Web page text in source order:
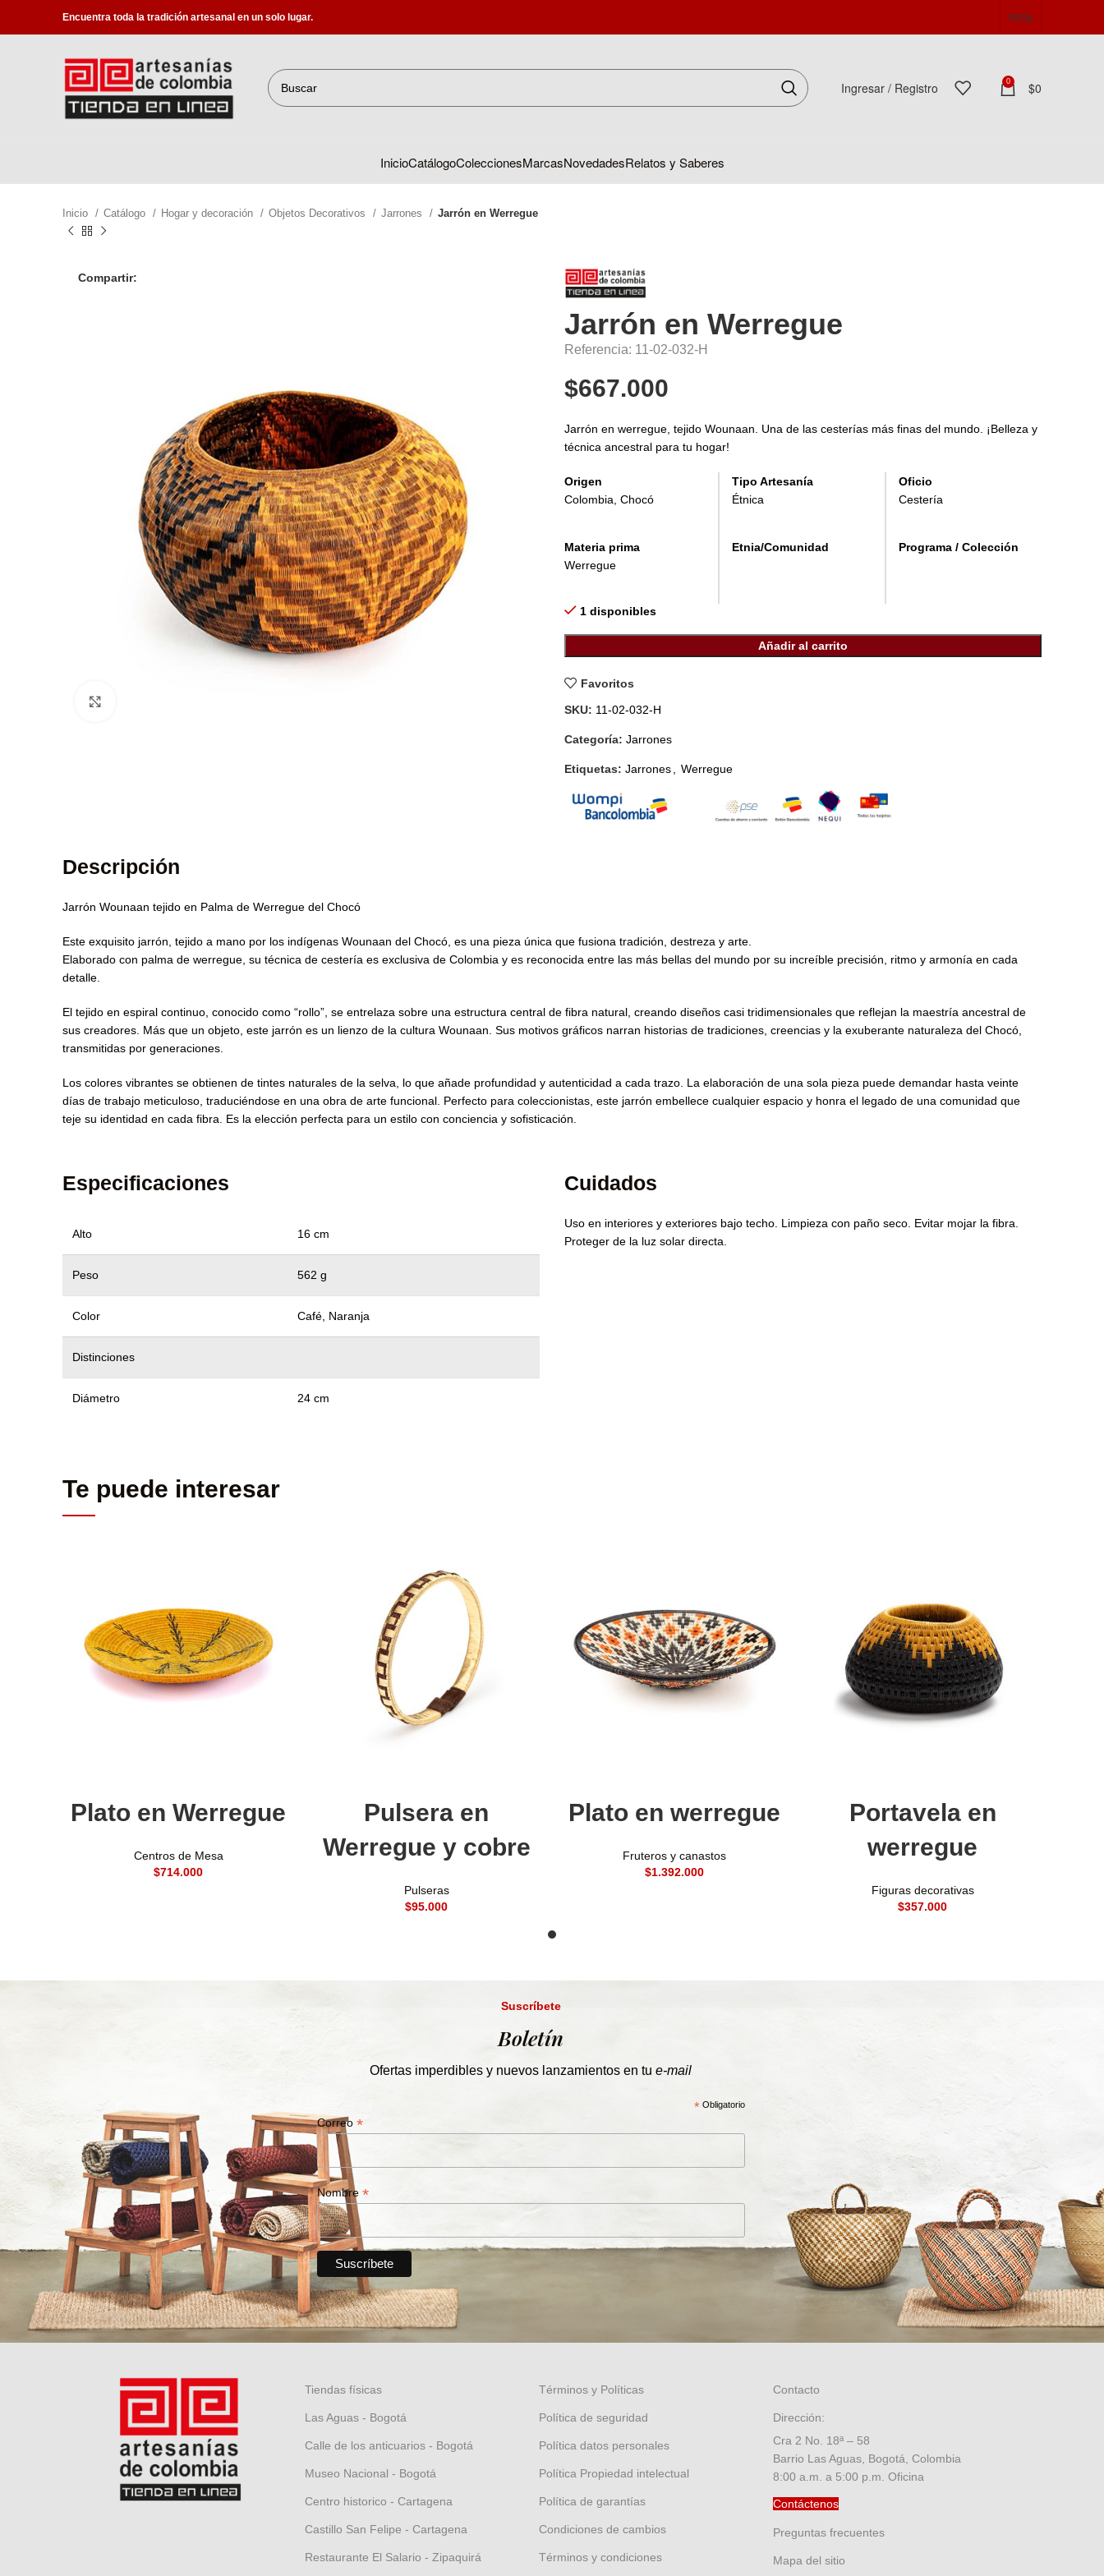
Encuentra toda la tradición artesanal en un solo lugar. FAQs
Ingresar / Registro 0 $0
InicioCatálogoColeccionesMarcasNovedadesRelatos y Saberes
Inicio Catálogo Hogar y decoración Objetos Decorativos Jarrones Jarrón en Werregue
Jarrón en Werregue
Referencia: 11-02-032-H
$667.000
Jarrón en werregue, tejido Wounaan. Una de las cesterías más finas del mundo. ¡Belleza y
técnica ancestral para tu hogar!
Origen
Colombia, Chocó
Materia prima
Werregue
Tipo Artesanía
Étnica
Etnia/Comunidad
Oficio
Cestería
Programa / Colección
1 disponibles
Añadir al carrito
Favoritos
SKU: 11-02-032-H
Categoría: Jarrones
Etiquetas: Jarrones Werregue
Compartir:
Descripción
Jarrón Wounaan tejido en Palma de Werregue del Chocó
Este exquisito jarrón, tejido a mano por los indígenas Wounaan del Chocó, es una pieza única que fusiona tradición, destreza y arte.
Elaborado con palma de werregue, su técnica de cestería es exclusiva de Colombia y es reconocida entre las más bellas del mundo por su increíble precisión, ritmo y armonía en cada
detalle.
El tejido en espiral continuo, conocido como “rollo”, se entrelaza sobre una estructura central de fibra natural, creando diseños casi tridimensionales que reflejan la maestría ancestral de
sus creadores. Más que un objeto, este jarrón es un lienzo de la cultura Wounaan. Sus motivos gráficos narran historias de tradiciones, creencias y la exuberante naturaleza del Chocó,
transmitidas por generaciones.
Los colores vibrantes se obtienen de tintes naturales de la selva, lo que añade profundidad y autenticidad a cada trazo. La elaboración de una sola pieza puede demandar hasta veinte
días de trabajo meticuloso, traduciéndose en una obra de arte funcional. Perfecto para coleccionistas, este jarrón embellece cualquier espacio y honra el legado de una comunidad que
teje su identidad en cada fibra. Es la elección perfecta para un estilo con conciencia y sofisticación.
Especificaciones
Alto 16 cm
Peso 562 g
Color Café, Naranja
Distinciones
Diámetro 24 cm
Cuidados
Uso en interiores y exteriores bajo techo. Limpieza con paño seco. Evitar mojar la fibra.
Proteger de la luz solar directa.
Te puede interesar
Plato en Werregue
Centros de Mesa
$
Pulsera en
Werregue y cobre
Pulseras
$
Plato en werregue
Fruteros y canastos
$
Portavela en
werregue
Figuras decorativas
$
Suscríbete
Boletín
Ofertas imperdibles y nuevos lanzamientos en tu e-mail
*Obligatorio
Correo *
Nombre *
Tiendas físicas
Las Aguas - Bogotá
Calle de los anticuarios - Bogotá
Museo Nacional - Bogotá
Centro historico - Cartagena
Castillo San Felipe - Cartagena
Restaurante El Salario - Zipaquirá
Términos y Políticas
Política de seguridad
Política datos personales
Política Propiedad intelectual
Política de garantías
Condiciones de cambios
Términos y condiciones
Contacto
Dirección:
Cra 2 No. 18ª – 58
Barrio Las Aguas, Bogotá, Colombia
8:00 a.m. a 5:00 p.m. Oficina
Contáctenos
Preguntas frecuentes
Mapa del sitio